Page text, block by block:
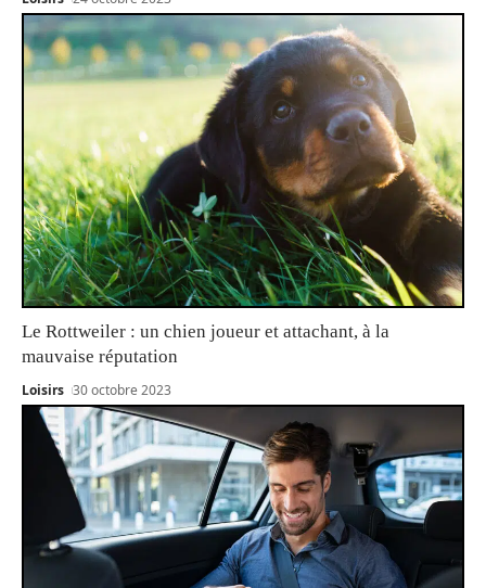
Le Rottweiler : un chien joueur et attachant, à la
mauvaise réputation
Loisirs 30 octobre 2023